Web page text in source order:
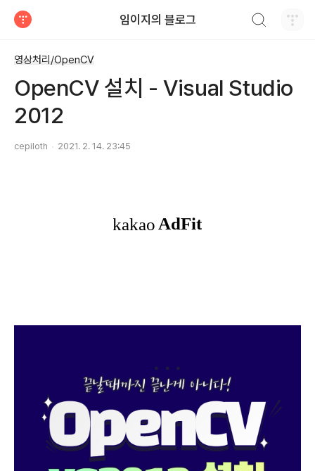
임이지의 블로그
영상처리/OpenCV
OpenCV 설치 - Visual Studio
2012
cepiloth 2021. 2. 14. 23:45